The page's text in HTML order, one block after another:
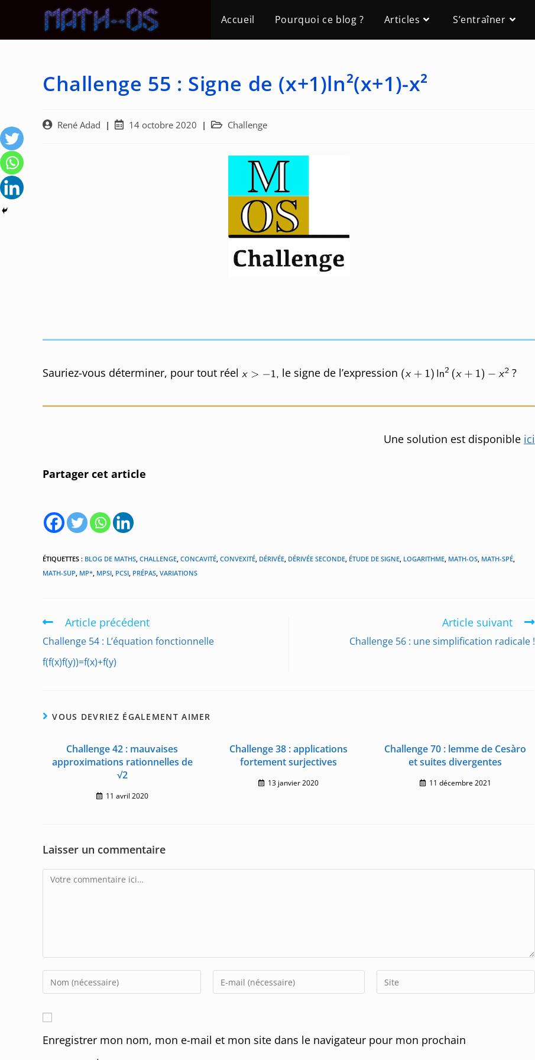
content
Accueil Pourquoi ce blog ? Articles S’entraîner
Challenge 55 : Signe de (x+1)ln²(x+1)-x²
Auteur/autrice
René Adad
Post14 octobre 2020
Post Challenge
Sauriez-vous déterminer, pour tout réel le signe de l’expression ?
Une solution est disponible ici
Partager cet article
ÉTIQUETTES : BLOG DE MATHS, CHALLENGE, CONCAVITÉ, CONVEXITÉ, DÉRIVÉE, DÉRIVÉE SECONDE, ÉTUDE DE SIGNE, LOGARITHME, MATH-OS, MATH-SPÉ,
MATH-SUP, MP*, MPSI, PCSI, PRÉPAS, VARIATIONS
Read
articles
Article précédent
Challenge 54 : L’équation fonctionnelle
f(f(x)f(y))=f(x)+f(y)
Article suivant
Challenge 56 : une simplification radicale !
VOUS DEVRIEZ ÉGALEMENT AIMER
Challenge 42 : mauvaises
approximations rationnelles de
√2
11 avril 2020
Challenge 38 : applications
fortement surjectives
13 janvier 2020
Challenge 70 : lemme de Cesàro
et suites divergentes
11 décembre 2021
Laisser un commentaire
Comment
Enter
your
name
username
Enter
your
Enter
your
Enregistrer mon nom, mon e-mail et mon site dans le navigateur pour mon prochain